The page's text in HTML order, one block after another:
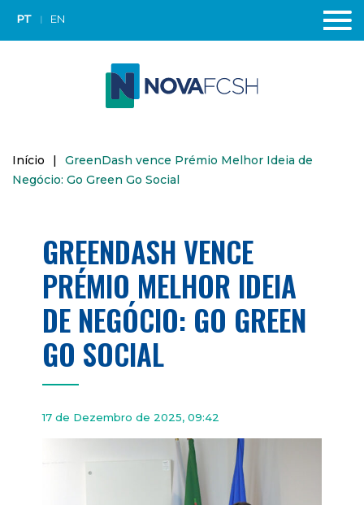
PT EN
Início |
GreenDash vence Prémio Melhor Ideia de
Negócio: Go Green Go Social
GREENDASH VENCE
PRÉMIO MELHOR IDEIA
DE NEGÓCIO: GO GREEN
GO SOCIAL
17 de Dezembro de 2025, 09:42